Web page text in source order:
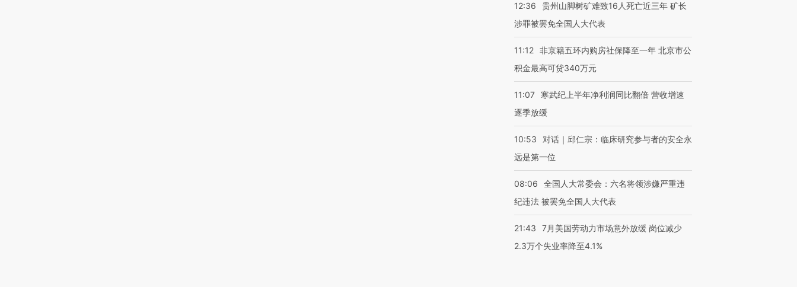
12:36
贵州山脚树矿难致16人死亡近三年 矿长
涉罪被罢免全国人大代表
11:12 非京籍五环内购房社保降至一年 北京市公
积金最高可贷340万元
11:07
寒武纪上半年净利润同比翻倍 营收增速
逐季放缓
10:53
对话｜邱仁宗：临床研究参与者的安全永
远是第一位
08:06
全国人大常委会：六名将领涉嫌严重违
纪违法 被罢免全国人大代表
21:43
7月美国劳动力市场意外放缓 岗位减少
2.3万个失业率降至4.1%